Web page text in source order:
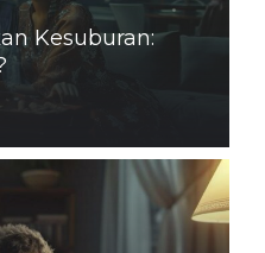
Kesuburan: